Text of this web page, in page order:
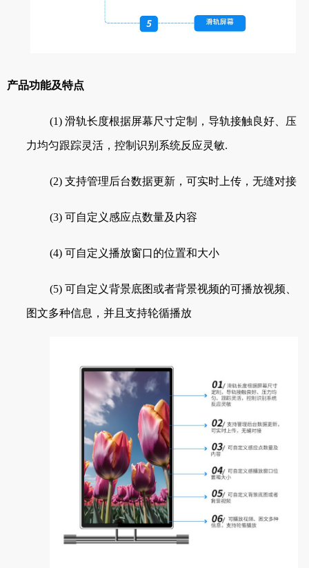
产品功能及特点
(1) 滑轨长度根据屏幕尺寸定制，导轨接触良好、压
力均匀跟踪灵活，控制识别系统反应灵敏.
(2) 支持管理后台数据更新，可实时上传，无缝对接
(3) 可自定义感应点数量及内容
(4) 可自定义播放窗口的位置和大小
(5) 可自定义背景底图或者背景视频的可播放视频、
图文多种信息，并且支持轮循播放